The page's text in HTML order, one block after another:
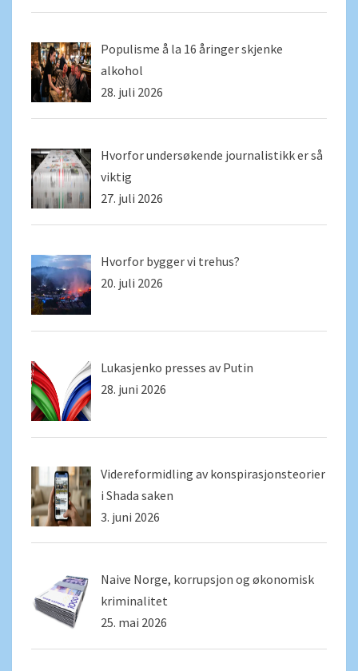
Populisme å la 16 åringer skjenke
alkohol
28. juli 2026
Hvorfor undersøkende journalistikk er så
viktig
27. juli 2026
Hvorfor bygger vi trehus?
20. juli 2026
Lukasjenko presses av Putin
28. juni 2026
Videreformidling av konspirasjonsteorier
i Shada saken
3. juni 2026
Naive Norge, korrupsjon og økonomisk
kriminalitet
25. mai 2026